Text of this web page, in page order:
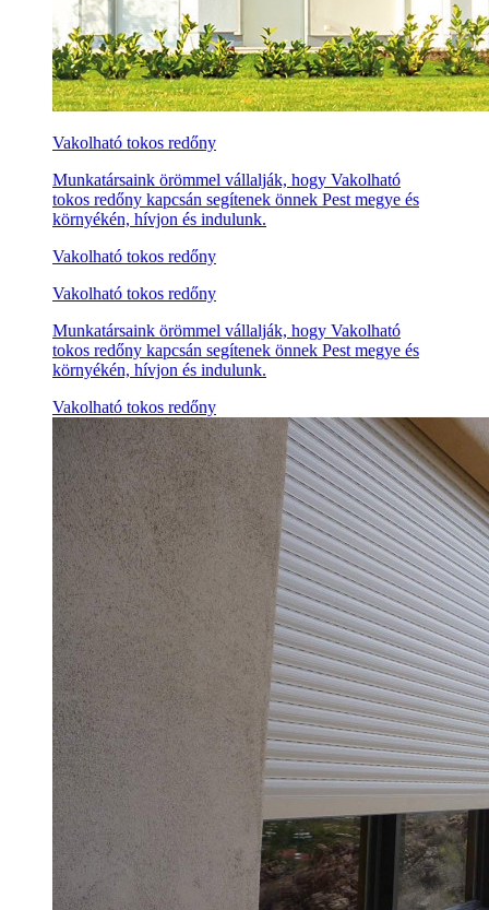
Vakolható tokos redőny
Munkatársaink örömmel vállalják, hogy Vakolható
tokos redőny kapcsán segítenek önnek Pest megye és
környékén, hívjon és indulunk.
Vakolható tokos redőny
Vakolható tokos redőny
Munkatársaink örömmel vállalják, hogy Vakolható
tokos redőny kapcsán segítenek önnek Pest megye és
környékén, hívjon és indulunk.
Vakolható tokos redőny